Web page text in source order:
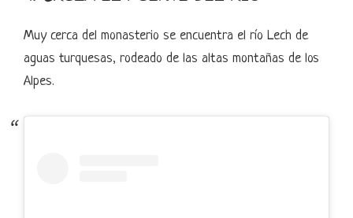
Muy cerca del monasterio se encuentra el río Lech de
aguas turquesas, rodeado de las altas montañas de los
Alpes.